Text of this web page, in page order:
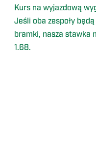
Kurs na wyjazdową
Jeśli oba zespoły
bramki, nasza stawka
1.68.